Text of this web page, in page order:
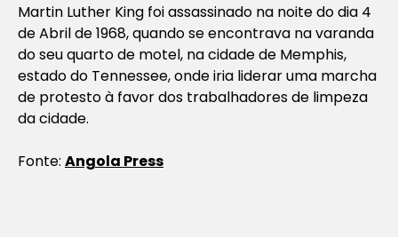
Martin Luther King foi assassinado na noite do dia 4
de Abril de 1968, quando se encontrava na varanda
do seu quarto de motel, na cidade de Memphis,
estado do Tennessee, onde iria liderar uma marcha
de protesto à favor dos trabalhadores de limpeza
da cidade.
Fonte: Angola Press